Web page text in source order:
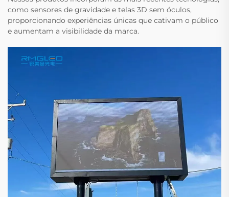
como sensores de gravidade e telas 3D sem óculos,
proporcionando experiências únicas que cativam o público
e aumentam a visibilidade da marca.